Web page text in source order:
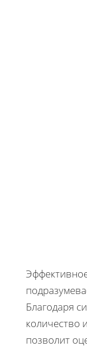
Благодаря
количество
позволит